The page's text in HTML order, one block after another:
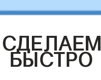
СДЕЛАЕМ
БЫСТРО